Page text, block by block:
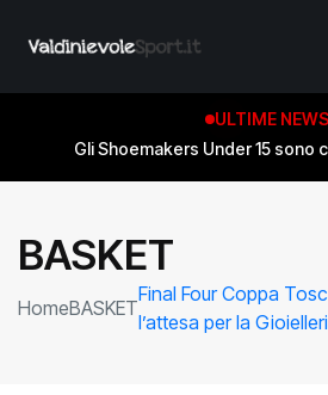
ULTIME NEWS
Gli Shoemakers Under 15 sono
BASKET
HomeBASKET
Final Four Coppa
l’attesa per la